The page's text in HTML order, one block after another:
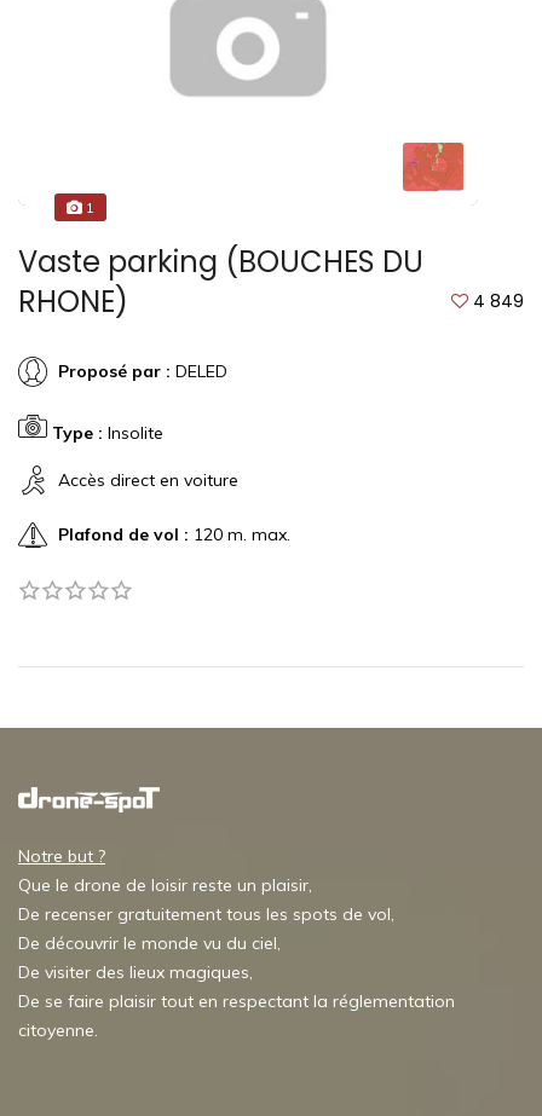
1
Vaste parking (BOUCHES DU
RHONE)
4 849
Proposé par : DELED
Type : Insolite
Accès direct en voiture
Plafond de vol : 120 m. max.
Notre but ?
Que le drone de loisir reste un plaisir,
De recenser gratuitement tous les spots de vol,
De découvrir le monde vu du ciel,
De visiter des lieux magiques,
De se faire plaisir tout en respectant la réglementation
citoyenne.